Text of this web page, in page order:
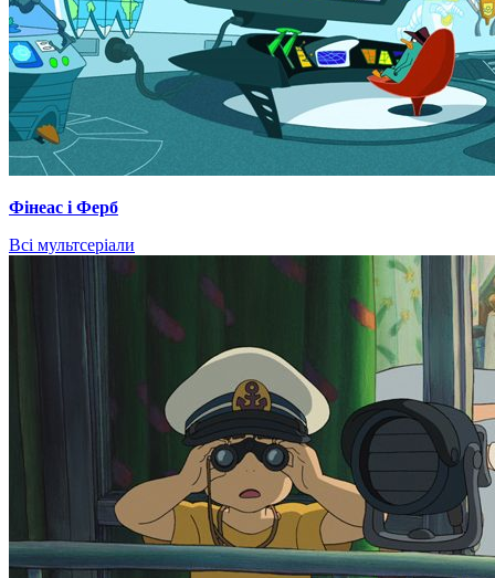
Фінеас і Ферб
Всі мультсеріали